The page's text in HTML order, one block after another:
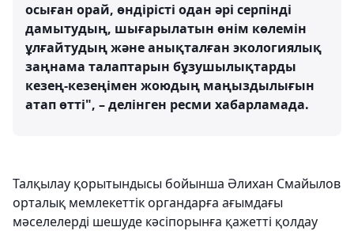
осыған орай, өндірісті одан әрі серпінді
дамытудың, шығарылатын өнім көлемін
ұлғайтудың және анықталған экологиялық
заңнама талаптарын бұзушылықтарды
кезең-кезеңімен жоюдың маңыздылығын
атап өтті", – делінген ресми хабарламада.
Талқылау қорытындысы бойынша Әлихан Смайылов
орталық мемлекеттік органдарға ағымдағы
мәселелерді шешуде кәсіпорынға қажетті қолдау